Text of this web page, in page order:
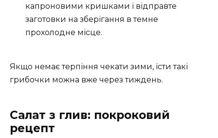
капроновими кришками і відправте
заготовки на зберігання в темне
прохолодне місце.
Якщо немає терпіння чекати зими, їсти такі
грибочки можна вже через тиждень.
Салат з глив: покроковий
рецепт